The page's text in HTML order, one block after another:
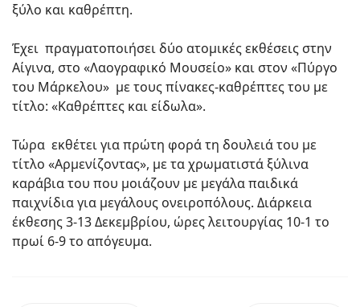
ξύλο και καθρέπτη.
Έχει πραγματοποιήσει δύο ατομικές εκθέσεις στην
Αίγινα, στο «Λαογραφικό Μουσείο» και στον «Πύργο
του Μάρκελου» με τους πίνακες-καθρέπτες του με
τίτλο: «Καθρέπτες και είδωλα».
Τώρα εκθέτει για πρώτη φορά τη δουλειά του με
τίτλο «Αρμενίζοντας», με τα χρωματιστά ξύλινα
καράβια του που μοιάζουν με μεγάλα παιδικά
παιχνίδια για μεγάλους ονειροπόλους. Διάρκεια
έκθεσης 3-13 Δεκεμβρίου, ώρες λειτουργίας 10-1 το
πρωί 6-9 το απόγευμα.